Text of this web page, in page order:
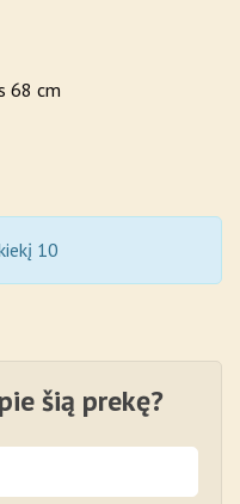
68 cm
10
šią prekę?